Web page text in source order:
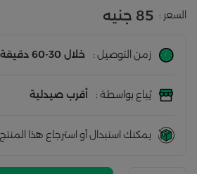
السعر : 85 جنيه
زمن التوصيل : خلال 30-60 دقيقة
يُباع بواسطة : أقرب صيدلية
يمكنك استبدال أو استرجاع هذا المنتج